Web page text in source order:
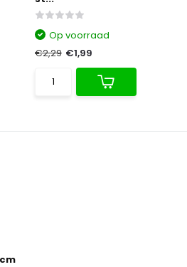
Op voorraad
€2,29 €1,99